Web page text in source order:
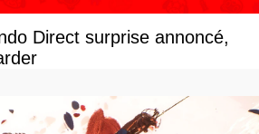
Direct surprise annoncé,